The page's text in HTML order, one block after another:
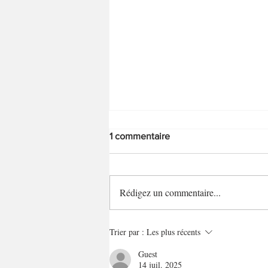
Avocado burger de Thibault
Geoffray
1 commentaire
Rédigez un commentaire...
Trier par : Les plus récents
Guest
14 juil. 2025